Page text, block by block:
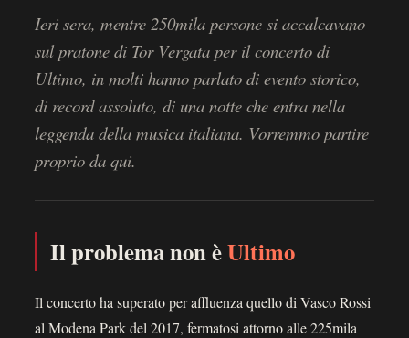
Ieri sera, mentre 250mila persone si accalcavano
sul pratone di Tor Vergata per il concerto di
Ultimo, in molti hanno parlato di evento storico,
di record assoluto, di una notte che entra nella
leggenda della musica italiana. Vorremmo partire
proprio da qui.
Il problema non èUltimo
Il concerto ha superato per affluenza quello di Vasco Rossi
al Modena Park del 2017, fermatosi attorno alle 225mila